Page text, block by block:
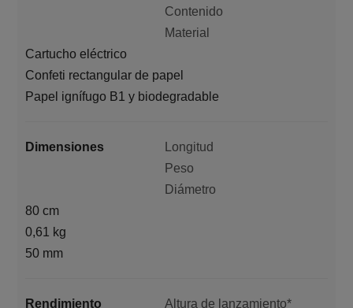
Contenido
Material
Cartucho eléctrico
Confeti rectangular de papel
Papel ignífugo B1 y biodegradable
Dimensiones
Longitud
Peso
Diámetro
80 cm
0,61 kg
50 mm
Rendimiento
Altura de lanzamiento*